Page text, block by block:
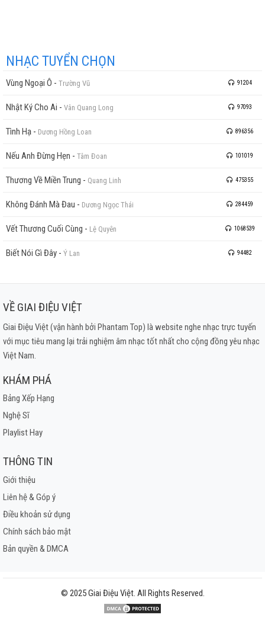
NHẠC TUYỂN CHỌN
Vùng Ngoại Ô - Trường Vũ 91204
Nhật Ký Cho Ai - Vân Quang Long 97093
Tình Hạ - Dương Hồng Loan 896356
Nếu Anh Đừng Hẹn - Tâm Đoan 101019
Thương Về Miền Trung - Quang Linh 475355
Không Đánh Mà Đau - Dương Ngọc Thái 284459
Vết Thương Cuối Cùng - Lệ Quyên 1068539
Biết Nói Gì Đây - Ý Lan 94482
VỀ GIAI ĐIỆU VIỆT
Giai Điệu Việt (vận hành bởi Phantam Top) là website nghe nhạc trực tuyến
với mục tiêu mang lại trải nghiệm âm nhạc tốt nhất cho cộng đồng yêu nhạc
Việt Nam.
KHÁM PHÁ
Bảng Xếp Hạng
Nghệ Sĩ
Playlist Hay
THÔNG TIN
Giới thiệu
Liên hệ & Góp ý
Điều khoản sử dụng
Chính sách bảo mật
Bản quyền & DMCA
© 2025 Giai Điệu Việt. All Rights Reserved.